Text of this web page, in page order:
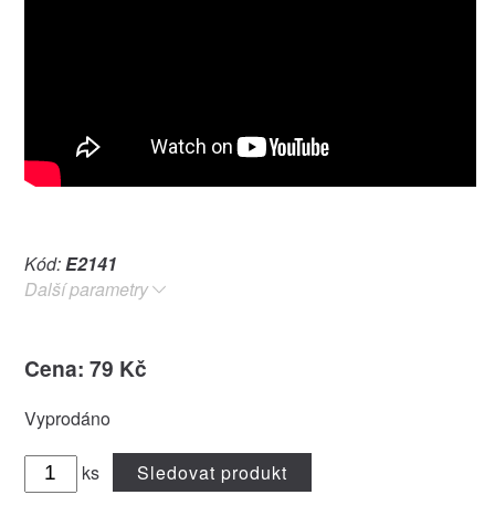
Kód:E2141
Další parametry
Cena: 79 Kč
Vyprodáno
ks Sledovat produkt